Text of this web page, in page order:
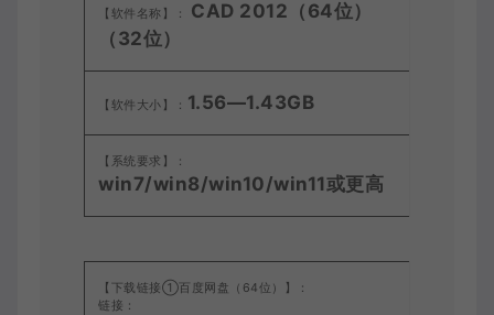
【软件名称】： CAD 2012（64位）
（32位）
【软件大小】： 1.56—1.43GB
【系统要求】：
win7/win8/win10/win11或更高
【下载链接①百度网盘（64位）】：
链接：